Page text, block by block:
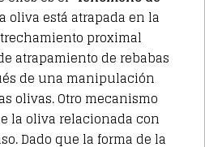
oliva está atrapada en la
proximal
atrapamiento de rebabas
de una manipulación
olivas. Otro mecanismo
la oliva relacionada con
Dado que la forma de la